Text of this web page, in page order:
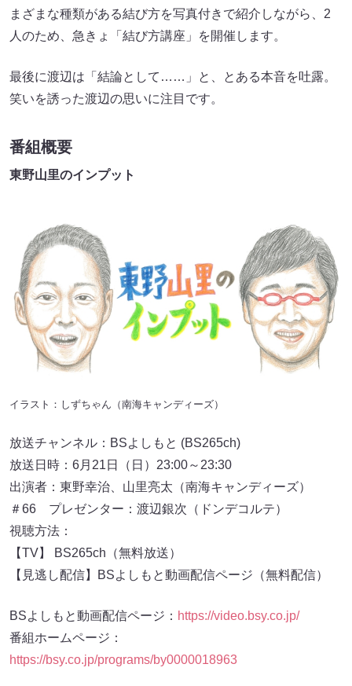
まざまな種類がある結び方を写真付きで紹介しながら、2
人のため、急きょ「結び方講座」を開催します。
最後に渡辺は「結論として……」と、とある本音を吐露。
笑いを誘った渡辺の思いに注目です。
番組概要
東野山里のインプット
イラスト：しずちゃん（南海キャンディーズ）
放送チャンネル：BSよしもと (BS265ch)
放送日時：6月21日（日）23:00～23:30
出演者：東野幸治、山里亮太（南海キャンディーズ）
＃66 プレゼンター：渡辺銀次（ドンデコルテ）
視聴方法：
【TV】 BS265ch（無料放送）
【見逃し配信】BSよしもと動画配信ページ（無料配信）
BSよしもと動画配信ページ： https://video.bsy.co.jp/
番組ホームページ：
https://bsy.co.jp/programs/by0000018963